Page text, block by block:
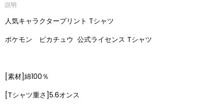
説明
人気キャラクタープリント Tシャツ
ポケモン ピカチュウ 公式ライセンス Tシャツ
[素材]綿100％
[Tシャツ重さ]5.6オンス